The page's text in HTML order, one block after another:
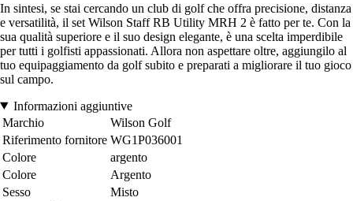
In sintesi, se stai cercando un club di golf che offra precisione, distanza
e versatilità, il set Wilson Staff RB Utility MRH 2 è fatto per te. Con la
sua qualità superiore e il suo design elegante, è una scelta imperdibile
per tutti i golfisti appassionati. Allora non aspettare oltre, aggiungilo al
tuo equipaggiamento da golf subito e preparati a migliorare il tuo gioco
sul campo.
Informazioni aggiuntive
Marchio
Wilson Golf
Riferimento fornitore WG1P036001
Colore
argento
Colore
Argento
Sesso
Misto